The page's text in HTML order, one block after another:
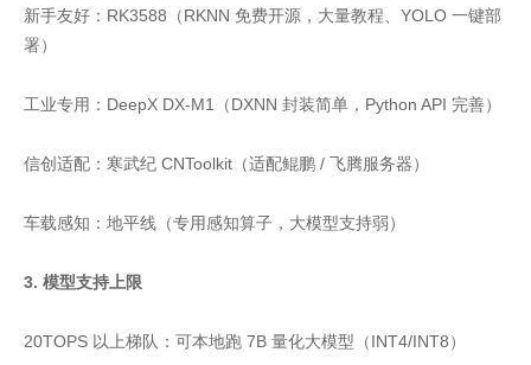
新手友好：RK3588（RKNN 免费开源，大量教程、YOLO 一键部
署）
工业专用：DeepX DX-M1（DXNN 封装简单，Python API 完善）
信创适配：寒武纪 CNToolkit（适配鲲鹏 / 飞腾服务器）
车载感知：地平线（专用感知算子，大模型支持弱）
3. 模型支持上限
20TOPS 以上梯队：可本地跑 7B 量化大模型（INT4/INT8）